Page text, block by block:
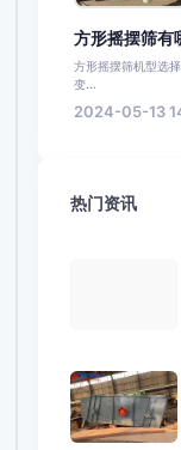
方形摇摆筛有
方形摇摆筛机型选择
变...
2024-05-13
热门资讯